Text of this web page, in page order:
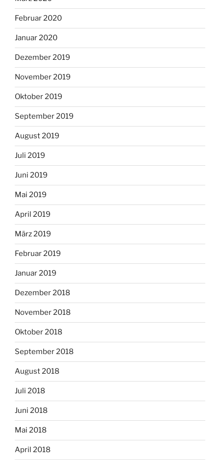
Februar 2020
Januar 2020
Dezember 2019
November 2019
Oktober 2019
September 2019
August 2019
Juli 2019
Juni 2019
Mai 2019
April 2019
März 2019
Februar 2019
Januar 2019
Dezember 2018
November 2018
Oktober 2018
September 2018
August 2018
Juli 2018
Juni 2018
Mai 2018
April 2018